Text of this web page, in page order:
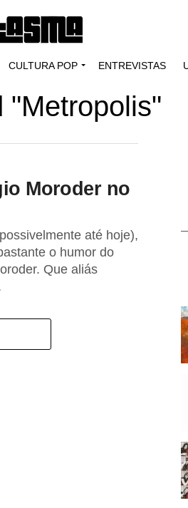
CULTURA POP ENTREVISTAS
"Metropolis"
Moroder no
até hoje),
o humor do
Que aliás